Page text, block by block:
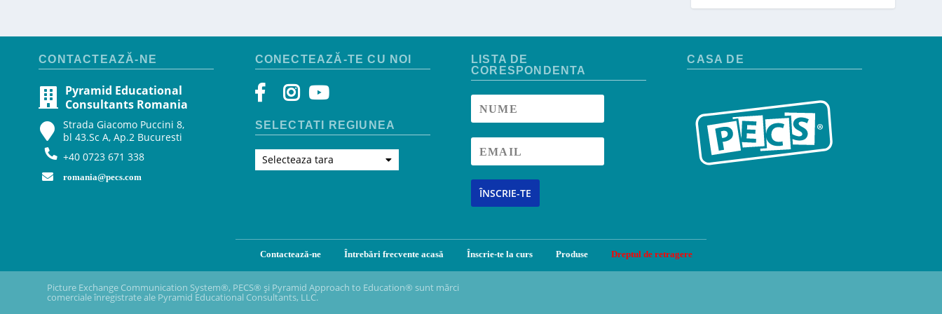
CONTACTEAZĂ-NE
Pyramid Educational
Consultants Romania
Strada Giacomo Puccini 8,
bl 43.Sc A, Ap.2 Bucuresti
+40 0723 671 338
romania@pecs.com
CONECTEAZĂ-TE CU NOI
SELECTATI REGIUNEA
Selecteaza tara
LISTA DE
CORESPONDENTA
ÎNSCRIE-TE
CASA DE
Contactează-ne Întrebări frecvente acasă Înscrie-te la curs Produse Dreptul de retragere
Picture Exchange Communication System®, PECS® și Pyramid Approach to Education® sunt mărci
comerciale înregistrate ale Pyramid Educational Consultants, LLC.